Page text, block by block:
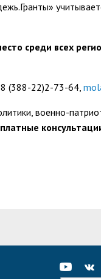
среди всех
8 (388-22)2-73-64,
военно-